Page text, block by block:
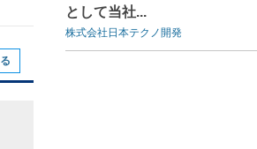
として当社...
株式会社日本テクノ開発